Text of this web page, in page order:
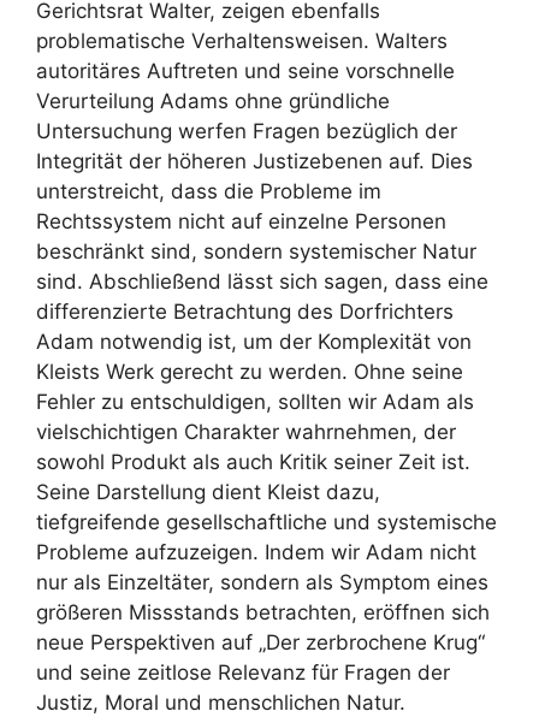
Gerichtsrat Walter, zeigen ebenfalls
problematische Verhaltensweisen. Walters
autoritäres Auftreten und seine vorschnelle
Verurteilung Adams ohne gründliche
Untersuchung werfen Fragen bezüglich der
Integrität der höheren Justizebenen auf. Dies
unterstreicht, dass die Probleme im
Rechtssystem nicht auf einzelne Personen
beschränkt sind, sondern systemischer Natur
sind. Abschließend lässt sich sagen, dass eine
differenzierte Betrachtung des Dorfrichters
Adam notwendig ist, um der Komplexität von
Kleists Werk gerecht zu werden. Ohne seine
Fehler zu entschuldigen, sollten wir Adam als
vielschichtigen Charakter wahrnehmen, der
sowohl Produkt als auch Kritik seiner Zeit ist.
Seine Darstellung dient Kleist dazu,
tiefgreifende gesellschaftliche und systemische
Probleme aufzuzeigen. Indem wir Adam nicht
nur als Einzeltäter, sondern als Symptom eines
größeren Missstands betrachten, eröffnen sich
neue Perspektiven auf „Der zerbrochene Krug“
und seine zeitlose Relevanz für Fragen der
Justiz, Moral und menschlichen Natur.